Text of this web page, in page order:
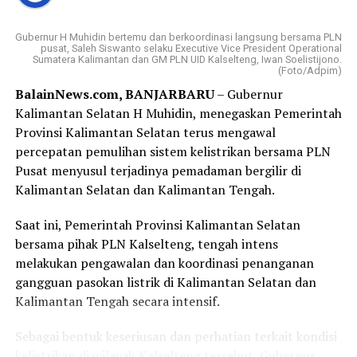
menyukseskan program tukar sampah dengan sembako.
Menurut Gubernur H. Muhidin, gerakan tersebut harus
dibarengi dengan budaya menjaga kebersihan, dimulai
dari lingkungan masing masing.
“Program tukar sampah dengan sembako harus menjadi
budaya. Kebersihan harus dimulai dari lingkungan
masing-masing.”
Lebih lanjut, Gubernur H. Muhidin juga mendorong
rehabilitasi hutan melalui penanaman tanaman
produktif yang dapat memberikan manfaat ekonomi
bagi masyarakat sekitar.
tanaman produktif seperti durian, manggis, rambutan,
Gubernur H Muhidin bertemu dan berkoordinasi langsung bersama PLN
pusat, Saleh Siswanto selaku Executive Vice President Operational
Sumatera Kalimantan dan GM PLN UID Kalselteng, Iwan Soelistijono.
(Foto/Adpim)
BalainNews.com, BANJARBARU– Gubernur
Kalimantan Selatan H Muhidin, menegaskan Pemerintah
Provinsi Kalimantan Selatan terus mengawal
percepatan pemulihan sistem kelistrikan bersama PLN
Pusat menyusul terjadinya pemadaman bergilir di
Kalimantan Selatan dan Kalimantan Tengah.
Saat ini, Pemerintah Provinsi Kalimantan Selatan
bersama pihak PLN Kalselteng, tengah intens
melakukan pengawalan dan koordinasi penanganan
gangguan pasokan listrik di Kalimantan Selatan dan
Kalimantan Tengah secara intensif.
Sebagai bentuk keseriusan dan perhatian terkait kondisi